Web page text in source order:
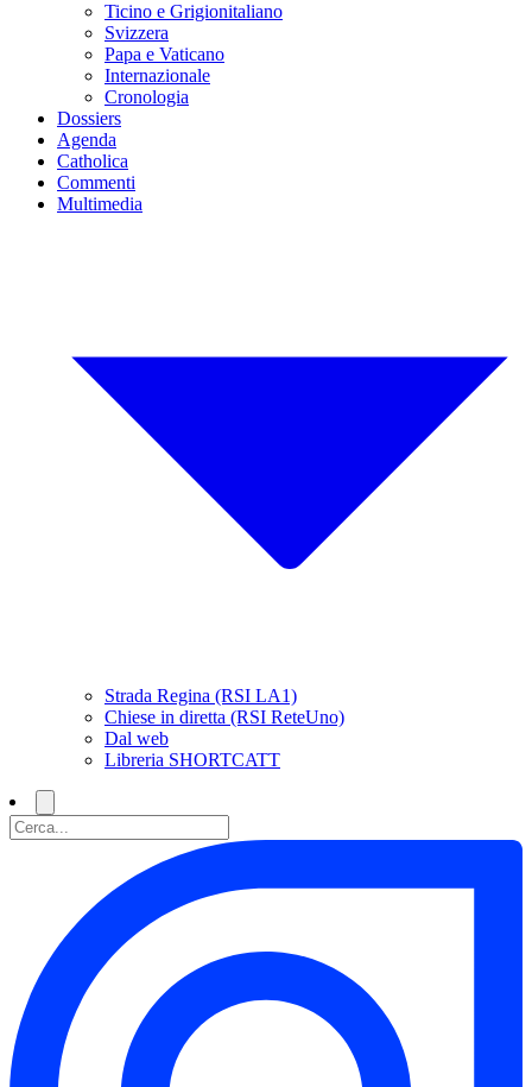
Ticino e Grigionitaliano
Svizzera
Papa e Vaticano
Internazionale
Cronologia
Dossiers
Agenda
Catholica
Commenti
Multimedia
Strada Regina (RSI LA1)
Chiese in diretta (RSI ReteUno)
Dal web
Libreria SHORTCATT